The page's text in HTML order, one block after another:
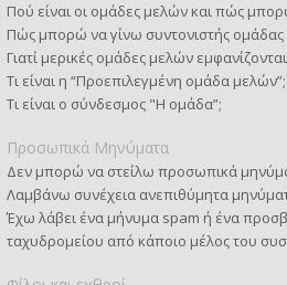
Πού είναι οι ομάδες μελών και πώς
Πώς μπορώ να γίνω συντονιστής
Γιατί μερικές ομάδες μελών
Τι είναι η “Προεπιλεγμένη ομάδα μελών”;
Τι είναι ο σύνδεσμος "Η ομάδα”;
Προσωπικά Μηνύματα
Δεν μπορώ να στείλω προσωπικά
Λαμβάνω συνέχεια ανεπιθύμητα
Έχω λάβει ένα μήνυμα spam ή ένα
ταχυδρομείου από κάποιο μέλος του